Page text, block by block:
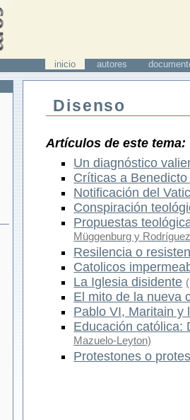
inicio autores
Disenso
Artículos de este tema:
Un diagnóstico
Críticas a
Notificación del
Conspiración
Propuestas
Müggenburg y
Resilencia o
Catolicos
La Iglesia disidente
El mito de la nueva
Pablo VI, Maritain y
Educación católica:
Mazuelo-Leyton)
Protestones o